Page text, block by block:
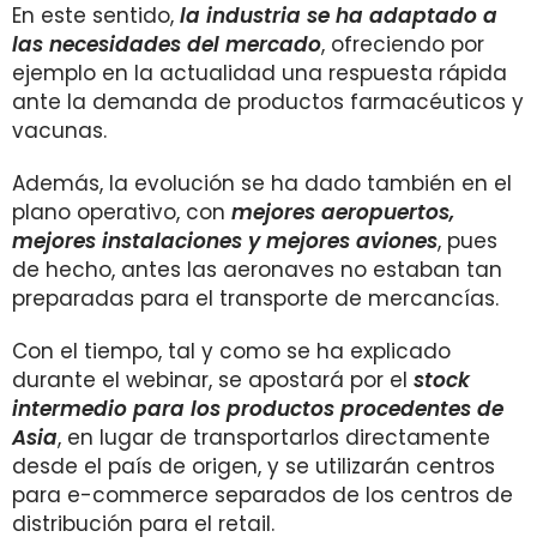
En este sentido, la industria se ha adaptado a
las necesidades del mercado, ofreciendo por
ejemplo en la actualidad una respuesta rápida
ante la demanda de productos farmacéuticos y
vacunas.
Además, la evolución se ha dado también en el
plano operativo, con mejores aeropuertos,
mejores instalaciones y mejores aviones, pues
de hecho, antes las aeronaves no estaban tan
preparadas para el transporte de mercancías.
Con el tiempo, tal y como se ha explicado
durante el webinar, se apostará por el stock
intermedio para los productos procedentes de
Asia, en lugar de transportarlos directamente
desde el país de origen, y se utilizarán centros
para e-commerce separados de los centros de
distribución para el retail.